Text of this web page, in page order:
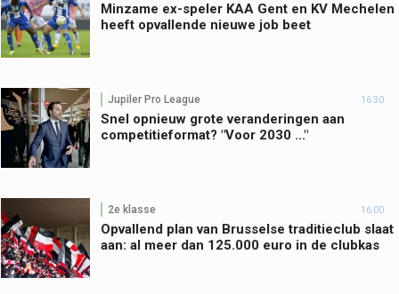
Minzame ex-speler KAA Gent en KV Mechelen
heeft opvallende nieuwe job beet
Jupiler Pro League 16:30
Snel opnieuw grote veranderingen aan
competitieformat? "Voor 2030 ..."
2e klasse 16:00
Opvallend plan van Brusselse traditieclub slaat
aan: al meer dan 125.000 euro in de clubkas